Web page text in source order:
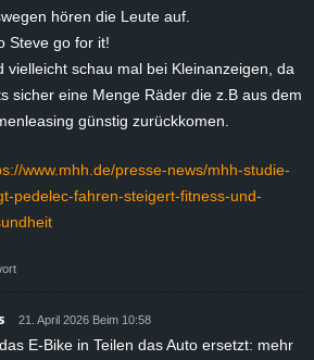
hören die Leute auf.
Steve go for it!
vielleicht schau mal bei Kleinanzeigen, da
sicher eine Menge Räder die z.B aus dem
günstig zurückkomen.
www.mhh.de/presse-news/mhh-studie-
pedelec-fahren-steigert-fitness-und-
21. April 2026 Beim 10:58
E-Bike in Teilen das Auto ersetzt: mehr